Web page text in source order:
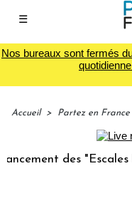
☰
Nos bureaux sont fermés
Accueil > Partez en France
des "Escales